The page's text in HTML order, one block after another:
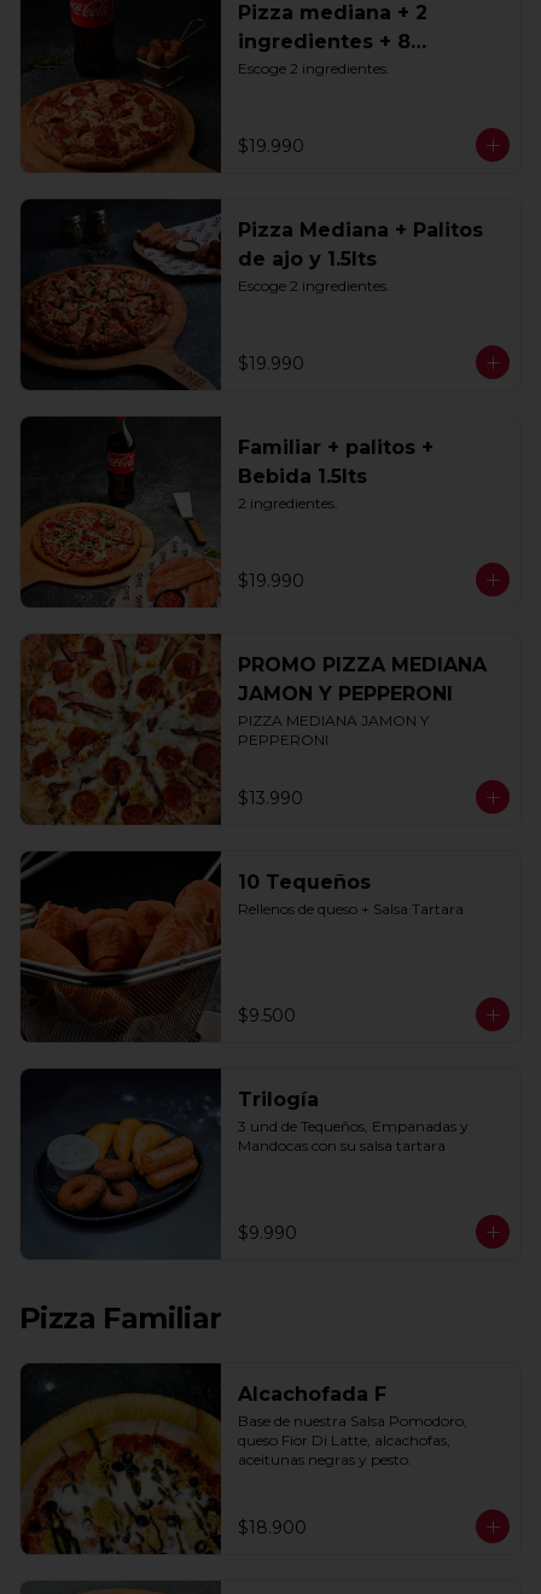
Pizza mediana + 2
ingredientes + 8
Tequeños + Bebida 1.5lts
Escoge 2 ingredientes.
$19.990
Pizza Mediana + Palitos
de ajo y 1.5lts
Escoge 2 ingredientes.
$19.990
Familiar + palitos +
Bebida 1.5lts
2 ingredientes.
$19.990
PROMO PIZZA MEDIANA
JAMON Y PEPPERONI
PIZZA MEDIANA JAMON Y
PEPPERONI
$13.990
10 Tequeños
Rellenos de queso + Salsa Tartara
$9.500
Trilogía
3 und de Tequeños, Empanadas y
Mandocas con su salsa tartara
$9.990
Pizza Familiar
Alcachofada F
Base de nuestra Salsa Pomodoro,
queso Fior Di Latte, alcachofas,
aceitunas negras y pesto.
$18.900